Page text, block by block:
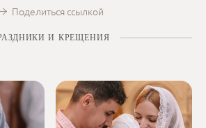
Поделиться ссылкой
И КРЕЩЕНИЯ